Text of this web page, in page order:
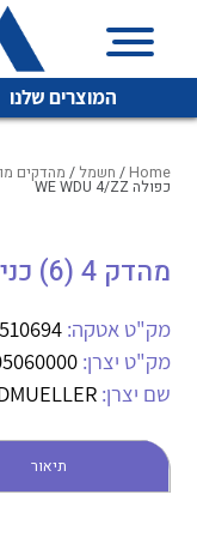
המוצרים שלנו
מיתוג, בקרה ,
חשמל מיתוג
בקרה
זיווד
לכל מוצרי היצרן
לכל מוצרי היצרן
Home
/ חשמל / מהדקים
כפולה WE WDU 4/ZZ
מהדק 4 (6) כניסה כפולה WE WDU 4/ZZ
מק"ט אטקה:
מק"ט יצרן:
שם יצרן:
תיאור